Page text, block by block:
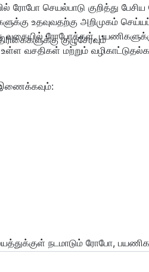
குழுசேரவும்
ரோபோ செயல்பாடு குறித்து
உதவுவதற்கு அறிமுகம்
வகையில் ரோபோக்கள்,
வசதிகள் மற்றும்
நடமாடும் ரோபோ,
உதவி மையத்துடன் தொடர்பு